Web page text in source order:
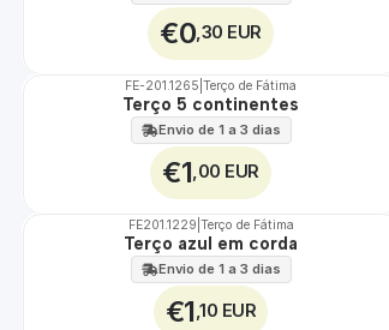
€0 ,30 EUR
FE-201.1265 |Terço de Fátima
Terço 5 continentes
Envio de 1 a 3 dias
€1 ,00 EUR
FE201.1229 Terço de Fátima
Terço azul em corda
Envio de 1 a 3 dias
€1 ,10 EUR